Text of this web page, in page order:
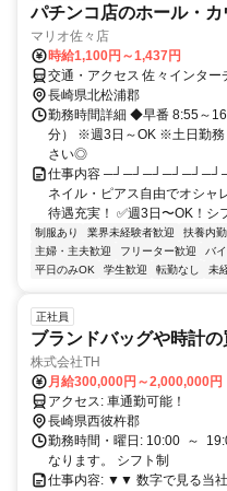
パチンコ店のホール・
マリオ佐々店
時給1,100円～1,437円
交通・アクセス 佐々インタ
長崎県北松浦郡
勤務時間詳細 ◆早番 8:55～
分） ※週3日～OK ※土日勤
さい◎
仕事内容
ネイル・ピアス自由でオシャ
待遇充実！ ✅週3日〜OK！シ
制服あり 業界未経験者歓迎 扶養内
主婦・主夫歓迎
フリーター歓迎 バ
平日のみOK
学生歓迎 転勤なし 未
正社員
ブランドバッグや時計
株式会社TH
月給300,000円～2,000,000円
アクセス: 車通勤可能！
長崎県西彼杵郡
勤務時間・曜日: 10:00 ～
なります。 シフト制
仕事内容: ▼▼ 数字で見る当